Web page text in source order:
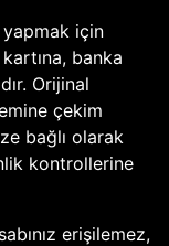
yapmak için
banka
Orijinal
çekim
bağlı olarak
kontrollerine
erişilemez,